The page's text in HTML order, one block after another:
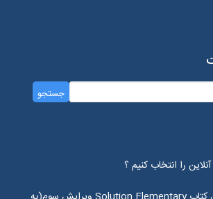
را انتخاب کنیم ؟